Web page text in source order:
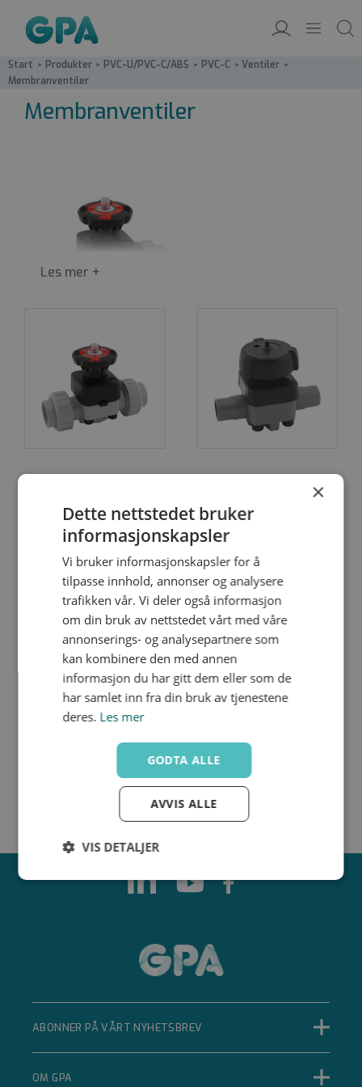
Start / Produkter / PVC-U/PVC-C/ABS / PVC-C / Ventiler /
Membranventiler
Membranventiler
Membranventiler egner seg i en rekke
applikasjoner fra korrosive miljøer i industrien til
enkle vannapplikasjoner.
Membranventiler kan
brukes som på- og avstengningsventiler og som
kontrollventiler. Her tilbyr vi manuelle ventiler og
systemer med høye krav til renhet som f.eks. i
farmasøytisk og næringsmiddelindustri. Leveres i
stort utvalg av materialer som PVC-U, PVC-C, PP,
PVDF, PFA/PTFE-linede og i ulike stålmaterialer.
ABONNER PÅ VÅRT NYHETSBREV
OM GPA
×
Dette nettstedet bruker
informasjonskapsler
Vi bruker informasjonskapsler for å
tilpasse innhold, annonser og analysere
trafikken vår. Vi deler også informasjon
om din bruk av nettstedet vårt med våre
annonserings- og analysepartnere som
kan kombinere den med annen
informasjon du har gitt dem eller som de
har samlet inn fra din bruk av tjenestene
deres. Les mer
GODTA ALLE
AVVIS ALLE
VIS DETALJER
Strengt
nødvendig
Ytelse Målretting
Funksjonalitet Ugradert